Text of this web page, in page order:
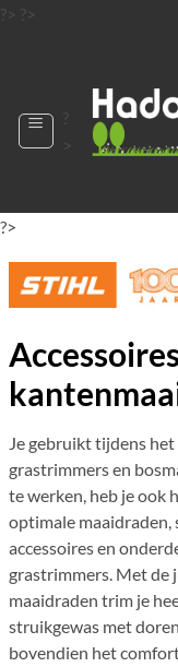
?> ?>
?
?>
Je gebruikt tijdens
grastrimmers en
te werken, heb je ook
optimale maaidraden,
accessoires en
grastrimmers. Met de
maaidraden trim je
struikgewas met
bovendien het